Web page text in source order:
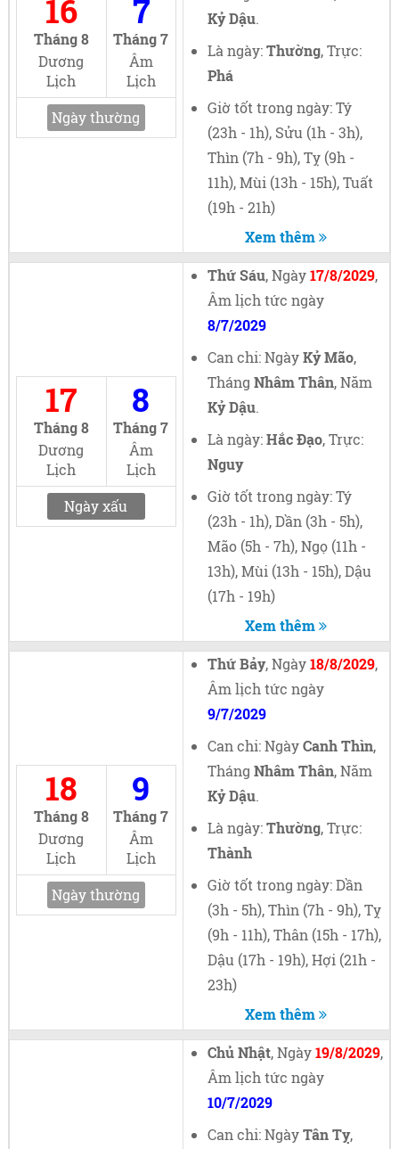
16
Tháng 8
Dương
Lịch
7
Tháng 7
Âm
Lịch
Ngày thường
Kỷ Dậu.
Là ngày:Thường, Trực:
Phá
Giờ tốt trong ngày: Tý
(23h - 1h), Sửu (1h - 3h),
Thìn (7h - 9h), Tỵ (9h -
11h), Mùi (13h - 15h), Tuất
(19h - 21h)
Xem thêm
17
Tháng 8
Dương
Lịch
8
Tháng 7
Âm
Lịch
Ngày xấu
Thứ Sáu, Ngày17/8/2029,
Âm lịch tức ngày
8/7/2029
Can chi: NgàyKỷ Mão,
Tháng Nhâm Thân, Năm
Kỷ Dậu.
Là ngày:Hắc Đạo, Trực:
Nguy
Giờ tốt trong ngày: Tý
(23h - 1h), Dần (3h - 5h),
Mão (5h - 7h), Ngọ (11h -
13h), Mùi (13h - 15h), Dậu
(17h - 19h)
Xem thêm
18
Tháng 8
Dương
Lịch
9
Tháng 7
Âm
Lịch
Ngày thường
Thứ Bảy, Ngày18/8/2029,
Âm lịch tức ngày
9/7/2029
Can chi: NgàyCanh Thìn,
Tháng Nhâm Thân, Năm
Kỷ Dậu.
Là ngày:Thường, Trực:
Thành
Giờ tốt trong ngày: Dần
(3h - 5h), Thìn (7h - 9h), Tỵ
(9h - 11h), Thân (15h - 17h),
Dậu (17h - 19h), Hợi (21h -
23h)
Xem thêm
Chủ Nhật, Ngày19/8/2029,
Âm lịch tức ngày
10/7/2029
Can chi: NgàyTân Tỵ,